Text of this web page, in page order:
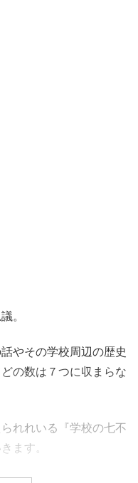
。
やその学校周辺の歴史
の数は７つに収まらな
れれいる『学校の七不
ます。